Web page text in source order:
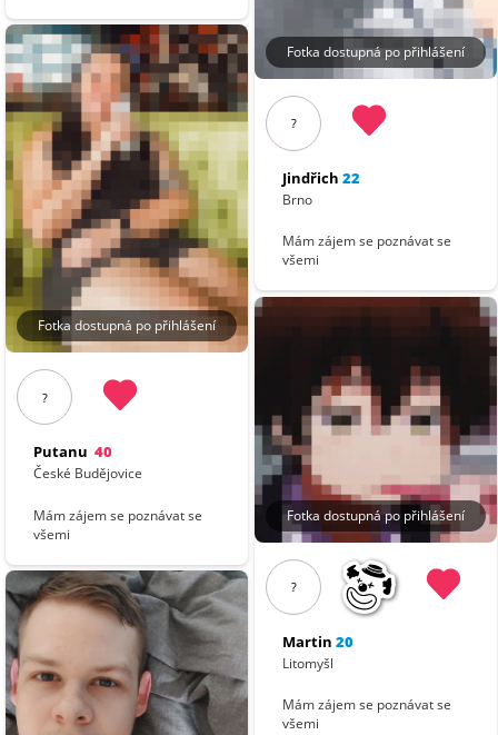
Fotka dostupná po přihlášení
?
Putanu 40
České Budějovice
Mám zájem se poznávat se
všemi
Fotka dostupná po přihlášení
?
Jindřich 22
Brno
Mám zájem se poznávat se
všemi
Fotka dostupná po přihlášení
?
Martin 20
Litomyšl
Mám zájem se poznávat se
všemi